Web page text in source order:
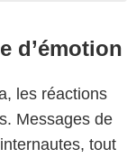
d’émotion
les réactions
Messages de
tout